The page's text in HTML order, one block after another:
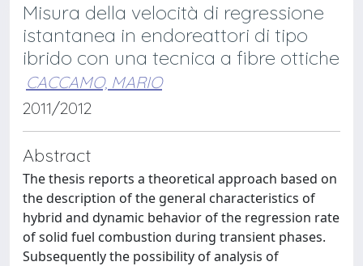
Misura della velocità di regressione
istantanea in endoreattori di tipo
ibrido con una tecnica a fibre ottiche
CACCAMO, MARIO
2011/2012
Abstract
The thesis reports a theoretical approach based on
the description of the general characteristics of
hybrid and dynamic behavior of the regression rate
of solid fuel combustion during transient phases.
Subsequently the possibility of analysis of